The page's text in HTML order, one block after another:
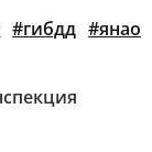
#гибдд #янао